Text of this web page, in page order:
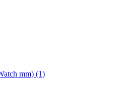
mm) (1)